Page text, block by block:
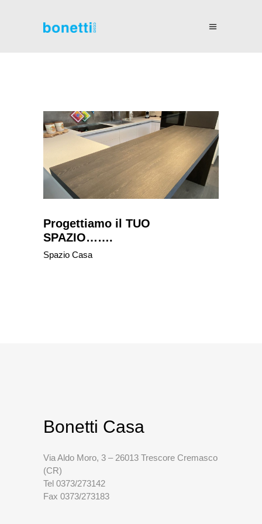
Progettiamo il TUO
SPAZIO…….
Spazio Casa
Bonetti Casa
Via Aldo Moro, 3 – 26013 Trescore Cremasco
(CR)
Tel 0373/273142
Fax 0373/273183